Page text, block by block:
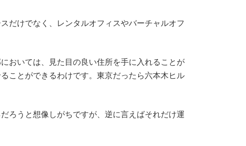
だけでなく、レンタルオフィスやバーチャルオフ
おいては、見た目の良い住所を手に入れることが
ことができるわけです。東京だったら六本木ヒル
ろうと想像しがちですが、逆に言えばそれだけ運